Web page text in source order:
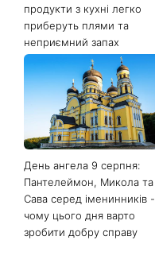
продукти з кухні легко
приберуть плями та
неприємний запах
День ангела 9 серпня:
Пантелеймон, Микола та
Сава серед іменинників -
чому цього дня варто
зробити добру справу